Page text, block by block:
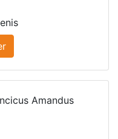
Amandus